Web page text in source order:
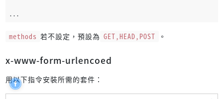
expect(response.statusCode). toBe
    });
it("POST /hello, name='John' (errorCode =
...
methods 若不設定，預設為 GET,HEAD,POST 。
x-www-form-urlencoed
用以下指令安裝所需的套件：